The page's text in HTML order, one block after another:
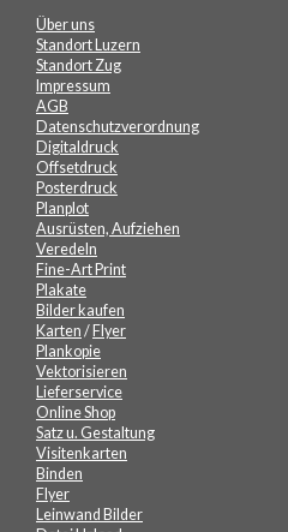
Über uns
Standort Luzern
Standort Zug
Impressum
AGB
Datenschutzverordnung
Digitaldruck
Offsetdruck
Posterdruck
Planplot
Ausrüsten, Aufziehen
Veredeln
Fine-Art Print
Plakate
Bilder kaufen
Karten /Flyer
Plankopie
Vektorisieren
Lieferservice
Online Shop
Satz u. Gestaltung
Visitenkarten
Binden
Flyer
Leinwand Bilder